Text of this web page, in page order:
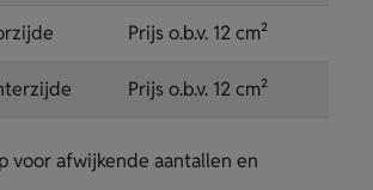
Prijs o.b.v. 12 cm²
Prijs o.b.v. 12 cm²
voor afwijkende aantallen en